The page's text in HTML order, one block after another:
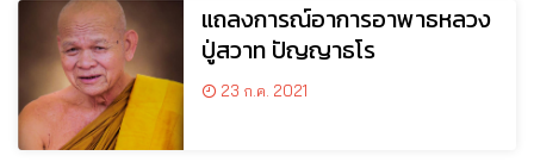
แถลงการณ์อาการอาพาธหลวง
ปู่สวาท ปัญญาธโร
23 ก.ค. 2021